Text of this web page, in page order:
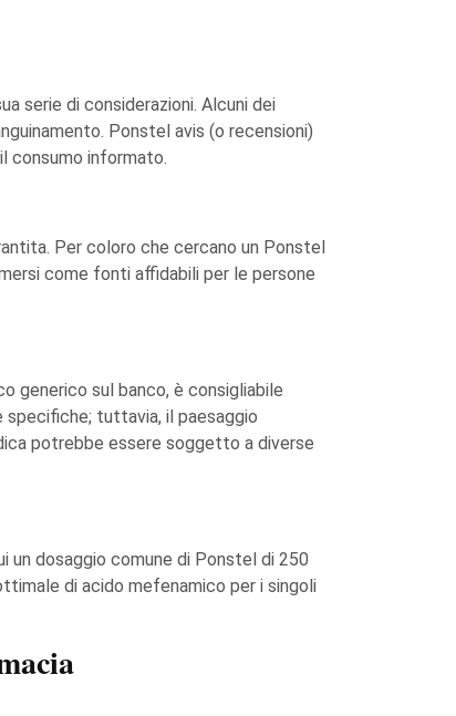
serie di considerazioni. Alcuni dei
Ponstel avis (o recensioni)
consumo informato.
Per coloro che cercano un Ponstel
come fonti affidabili per le persone
generico sul banco, è consigliabile
tuttavia, il paesaggio
potrebbe essere soggetto a diverse
un dosaggio comune di Ponstel di 250
di acido mefenamico per i singoli